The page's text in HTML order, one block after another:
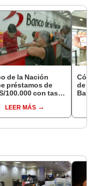
de la Nación
préstamos de
100.000 con tasa
acceder?
LEER MÁS
de